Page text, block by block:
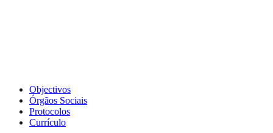
Objectivos
Órgãos Sociais
Protocolos
Currículo